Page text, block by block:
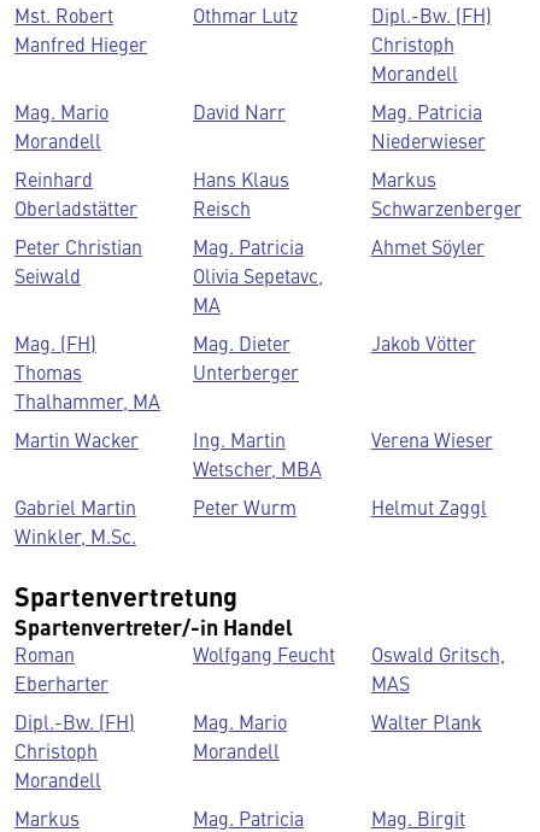
Mst. Robert
Manfred Hieger
Othmar Lutz
Dipl.-Bw. (FH)
Christoph
Morandell
Mag. Mario
Morandell
David Narr
Mag. Patricia
Niederwieser
Reinhard
Oberladstätter
Hans Klaus
Reisch
Markus
Schwarzenberger
Peter Christian
Seiwald
Mag. Patricia
Olivia Sepetavc,
MA
Ahmet Söyler
Mag. (FH)
Thomas
Thalhammer, MA
Mag. Dieter
Unterberger
Jakob Vötter
Martin Wacker
Ing. Martin
Wetscher, MBA
Verena Wieser
Gabriel Martin
Winkler, M.Sc.
Peter Wurm Helmut Zaggl
Spartenvertretung
Spartenvertreter/-in Handel
Roman
Eberharter
Wolfgang Feucht
Oswald Gritsch,
MAS
Dipl.-Bw. (FH)
Christoph
Morandell
Mag. Mario
Morandell
Walter Plank
Markus
Mag. Patricia
Mag. Birgit